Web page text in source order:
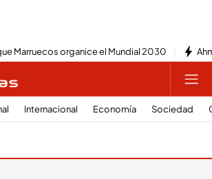
Marruecos organice el Mundial 2030
Internacional Economía Sociedad